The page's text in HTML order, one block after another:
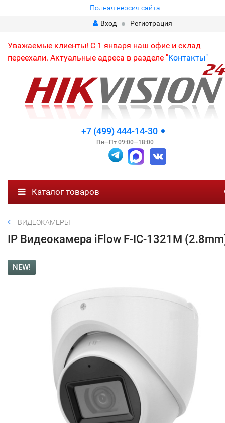
Полная версия сайта
Вход
Регистрация
Уважаемые клиенты! С 1 января наш офис и склад
переехали. Актуальные адреса в разделе "Контакты"
+7 (499) 444-14-30
Пн—Пт 09:00—18:00
Каталог товаров
ВИДЕОКАМЕРЫ
IP Видеокамера iFlow F-IC-1321M
NEW!